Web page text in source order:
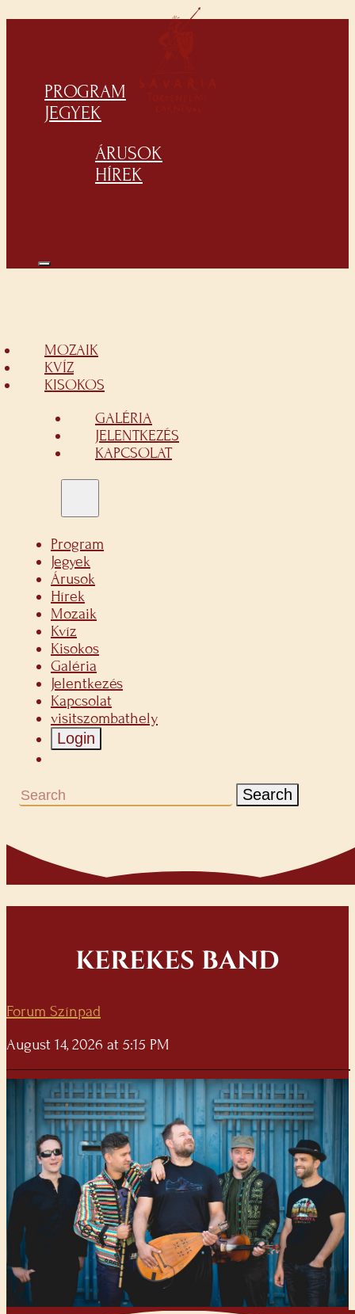
PROGRAM
JEGYEK
ÁRUSOK
HÍREK
MOZAIK
KVÍZ
KISOKOS
GALÉRIA
JELENTKEZÉS
KAPCSOLAT
Program
Jegyek
Árusok
Hírek
Mozaik
Kvíz
Kisokos
Galéria
Jelentkezés
Kapcsolat
visitszombathely
Login
Search
KEREKES BAND
Forum Színpad
August 14, 2026 at 5:15 PM